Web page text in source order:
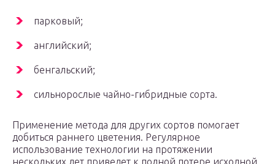
парковый;
английский;
бенгальский;
сильнорослые чайно-гибридные сорта.
Применение метода для других сортов помогает
добиться раннего цветения. Регулярное
использование технологии на протяжении
нескольких лет приведет к полной потере исходной